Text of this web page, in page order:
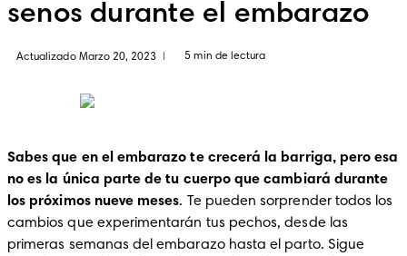
senos durante el embarazo
Actualizado Marzo 20, 2023 5 min de lectura
Sabes que en el embarazo te crecerá la barriga, pero esa
no es la única parte de tu cuerpo que cambiará durante
los próximos nueve meses. Te pueden sorprender todos los
cambios que experimentarán tus pechos, desde las
primeras semanas del embarazo hasta el parto. Sigue